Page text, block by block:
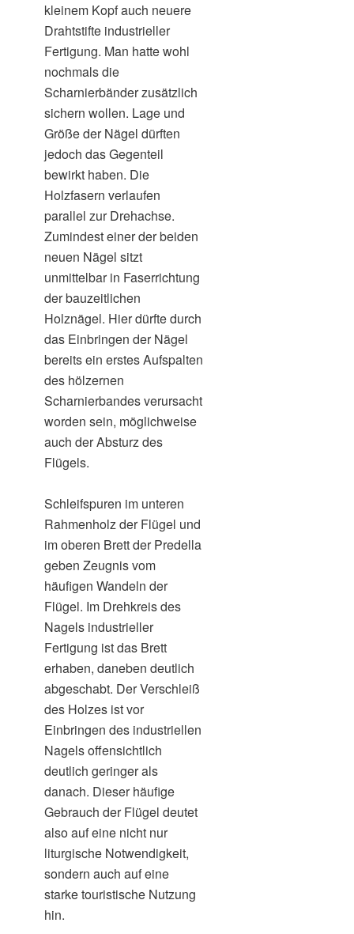
kleinem Kopf auch neuere
Drahtstifte industrieller
Fertigung. Man hatte wohl
nochmals die
Scharnierbänder zusätzlich
sichern wollen. Lage und
Größe der Nägel dürften
jedoch das Gegenteil
bewirkt haben. Die
Holzfasern verlaufen
parallel zur Drehachse.
Zumindest einer der beiden
neuen Nägel sitzt
unmittelbar in Faserrichtung
der bauzeitlichen
Holznägel. Hier dürfte durch
das Einbringen der Nägel
bereits ein erstes Aufspalten
des hölzernen
Scharnierbandes verursacht
worden sein, möglichweise
auch der Absturz des
Flügels.
Schleifspuren im unteren
Rahmenholz der Flügel und
im oberen Brett der Predella
geben Zeugnis vom
häufigen Wandeln der
Flügel. Im Drehkreis des
Nagels industrieller
Fertigung ist das Brett
erhaben, daneben deutlich
abgeschabt. Der Verschleiß
des Holzes ist vor
Einbringen des industriellen
Nagels offensichtlich
deutlich geringer als
danach. Dieser häufige
Gebrauch der Flügel deutet
also auf eine nicht nur
liturgische Notwendigkeit,
sondern auch auf eine
starke touristische Nutzung
hin.